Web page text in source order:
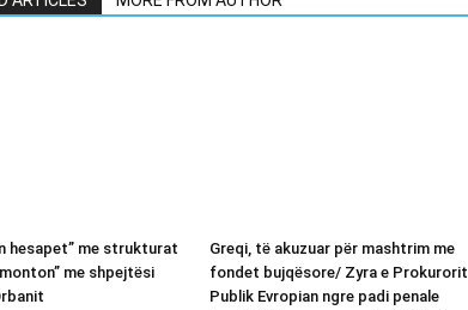
hesapet” me strukturat
me shpejtësi
Greqi, të akuzuar për mashtrim me
fondet bujqësore/ Zyra e Prokurorit
Publik Evropian ngre padi penale